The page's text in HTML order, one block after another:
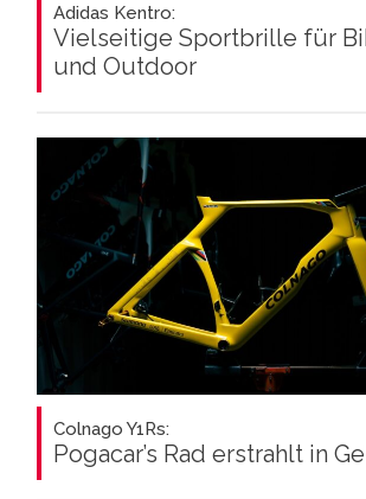
Adidas Kentro:
Vielseitige Sportbrille für
und Outdoor
Colnago Y1Rs:
Pogacar’s Rad erstrahlt in